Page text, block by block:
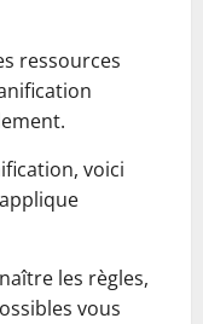
ressources
voici
les règles,
vous